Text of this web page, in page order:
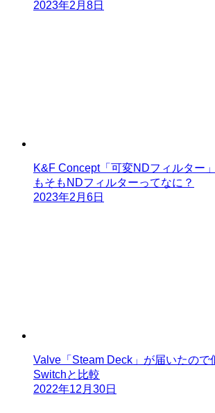
2023年2月8日
K&F Concept「可変NDフィルター
もそもNDフィルターってなに？
2023年2月6日
Valve「Steam Deck」が届いたので
Switchと比較
2022年12月30日